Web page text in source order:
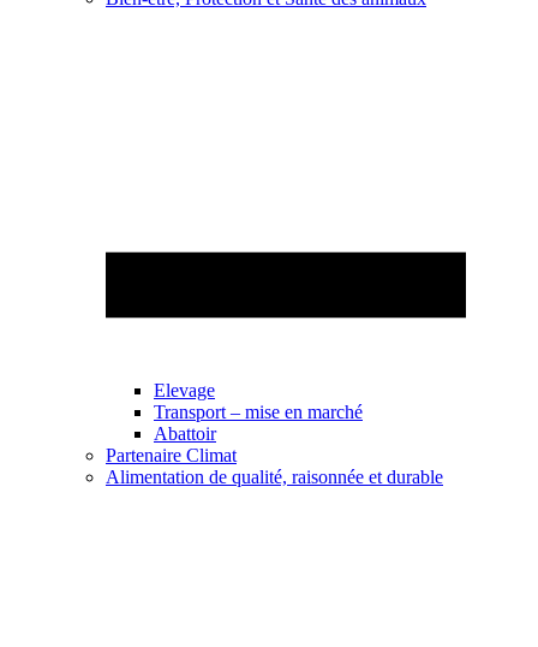
Elevage
Transport – mise en marché
Abattoir
Partenaire Climat
Alimentation de qualité, raisonnée et durable